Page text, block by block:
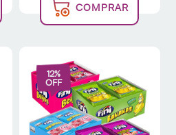
COMPRAR
12%
OFF